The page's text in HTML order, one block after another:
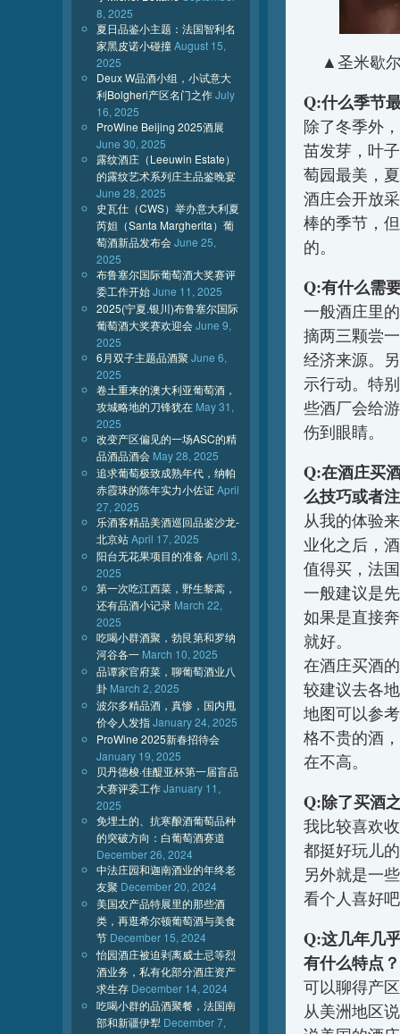
▲圣米歇
Q:什么季节
除了冬季外
苗发芽，叶
萄园最美，
酒庄会开放
棒的季节，
的。
Q:有什么需
一般酒庄里
摘两三颗尝
经济来源。
示行动。特
些酒厂会给
伤到眼睛。
Q:在酒庄买
么技巧或者
从我的体验
业化之后，
值得买，法
一般建议是
如果是直接
就好。
在酒庄买酒
较建议去各
地图可以参
格不贵的酒
在不高。
Q:除了买酒
我比较喜欢
都挺好玩儿
另外就是一
看个人喜好
Q:这几年几
有什么特点？
可以聊得产
从美洲地区
8, 2025
夏日品鉴小主题：法国智利名
家黑皮诺小碰撞August 15,
2025
Deux W品酒小组，小试意大
利Bolgheri产区名门之作July
16, 2025
ProWine Beijing 2025酒展
June 30, 2025
露纹酒庄（Leeuwin Estate）
的露纹艺术系列庄主品鉴晚宴
June 28, 2025
史瓦仕（CWS）举办意大利夏
芮妲（Santa Margherita）葡
萄酒新品发布会June 25,
2025
布鲁塞尔国际葡萄酒大奖赛评
委工作开始June 11, 2025
2025(宁夏.银川)布鲁塞尔国际
葡萄酒大奖赛欢迎会June 9,
2025
6月双子主题品酒聚 June 6,
2025
卷土重来的澳大利亚葡萄酒，
攻城略地的刀锋犹在 May 31,
2025
改变产区偏见的一场ASC的精
品酒品酒会 May 28, 2025
追求葡萄极致成熟年代，纳帕
赤霞珠的陈年实力小佐证April
27, 2025
乐酒客精品美酒巡回品鉴沙龙-
北京站April 17, 2025
阳台无花果项目的准备April 3,
2025
第一次吃江西菜，野生黎蒿，
还有品酒小记录 March 22,
2025
吃喝小群酒聚，勃艮第和罗纳
河谷各一 March 10, 2025
品谭家官府菜，聊葡萄酒业八
卦 March 2, 2025
波尔多精品酒，真惨，国内甩
价令人发指January 24, 2025
ProWine 2025新春招待会
January 19, 2025
贝丹德梭·佳醍亚杯第一届盲品
大赛评委工作January 11,
2025
免埋土的、抗寒酿酒葡萄品种
的突破方向：白葡萄酒赛道
December 26, 2024
中法庄园和迦南酒业的年终老
友聚 December 20, 2024
美国农产品特展里的那些酒
类，再逛希尔顿葡萄酒与美食
节 December 15, 2024
怡园酒庄被迫剥离威士忌等烈
酒业务，私有化部分酒庄资产
求生存 December 14, 2024
吃喝小群的品酒聚餐，法国南
部和新疆伊犁 December 7,